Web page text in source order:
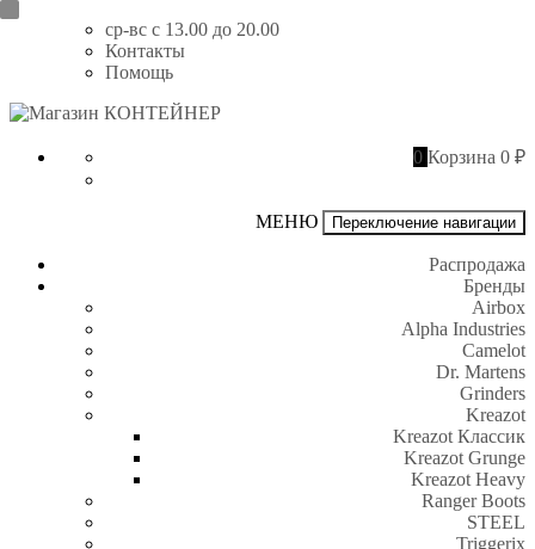
содержимому
ср-вс с 13.00 до 20.00
Контакты
Помощь
КОНТЕЙНЕР
0 Корзина 0 ₽
МЕНЮ Переключение навигации
Распродажа
Бренды
Airbox
Alpha Industries
Camelot
Dr. Martens
Grinders
Kreazot
Kreazot Классик
Kreazot Grunge
Kreazot Heavy
Ranger Boots
STEEL
Triggerix